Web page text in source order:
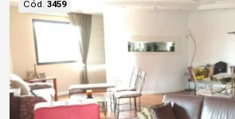
vidro temperado. Amplo quintal
metros quadrados, com área
churrasqueira, quarto de serviço e
social. Próximo ao Shopping
restaurantes, hospitais e fácil
da cidade.
Cód. 3459